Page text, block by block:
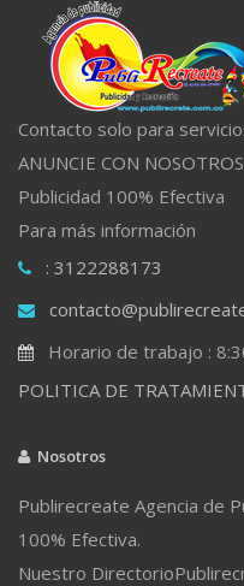
Contacto solo para
ANUNCIE CON NOSOTROS
Publicidad 100% Efectiva
Para más información
: 3122288173
Horario de trabajo :
POLITICA DE
Nosotros
Publirecreate Agencia de
100% Efectiva.
Nuestro